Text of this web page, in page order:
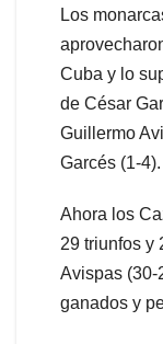
Los
Cuba y lo
de César
Guillermo
Garcés (1-4).
Ahora los
29 triunfos y
Avispas (30-
ganados y